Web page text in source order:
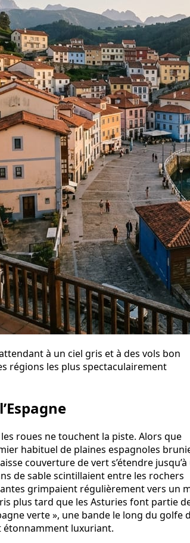
à un ciel gris et à des vols bon
régions les plus spectaculairement
roues ne touchent la piste. Alors que
habituel de plaines espagnoles
couverture de vert s’étendre
de sable scintillaient entre les rochers
grimpaient régulièrement vers un
plus tard que les Asturies font partie
verte », une bande le long du golfe
étonnamment luxuriant.